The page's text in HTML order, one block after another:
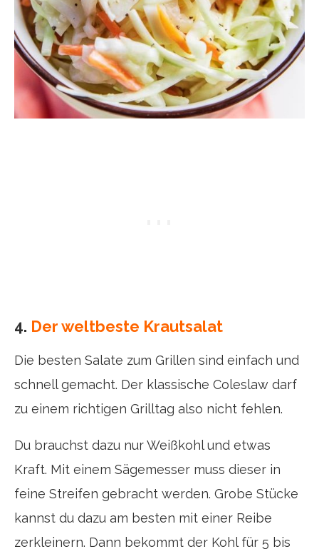
4. Der weltbeste Krautsalat
Die besten Salate zum Grillen sind einfach und
schnell gemacht. Der klassische Coleslaw darf
zu einem richtigen Grilltag also nicht fehlen.
Du brauchst dazu nur Weißkohl und etwas
Kraft. Mit einem Sägemesser muss dieser in
feine Streifen gebracht werden. Grobe Stücke
kannst du dazu am besten mit einer Reibe
zerkleinern. Dann bekommt der Kohl für 5 bis